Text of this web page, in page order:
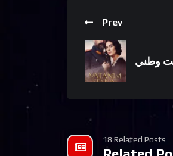
Prev
18 Related Posts